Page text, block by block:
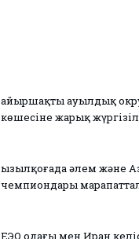
Қайыршақты ауылдық
көшесіне жарық
Қызылқоғада әлем және
чемпиондары
ЕЭО одағы мен Иран